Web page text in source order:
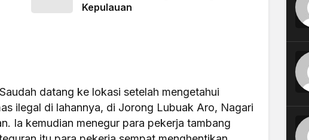
Kepulauan
datang ke lokasi setelah mengetahui
ilegal di lahannya, di Jorong Lubuak Aro, Nagari
Ia kemudian menegur para pekerja tambang